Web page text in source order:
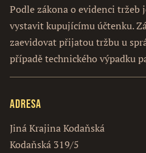
Podle zákona o evidenci tržeb
vystavit kupujícímu účtenku.
zaevidovat přijatou tržbu u
případě technického výpadku
Adresa
Jiná Krajina Kodaňská
Kodaňská 319/5